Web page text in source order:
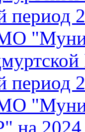
период
период
на 2024